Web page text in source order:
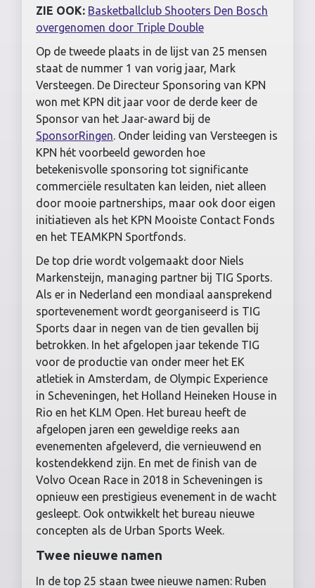
ZIE OOK: Basketballclub Shooters Den Bosch
overgenomen door Triple Double
Op de tweede plaats in de lijst van 25 mensen
staat de nummer 1 van vorig jaar, Mark
Versteegen. De Directeur Sponsoring van KPN
won met KPN dit jaar voor de derde keer de
Sponsor van het Jaar-award bij de
SponsorRingen . Onder leiding van Versteegen is
KPN hét voorbeeld geworden hoe
betekenisvolle sponsoring tot significante
commerciële resultaten kan leiden, niet alleen
door mooie partnerships, maar ook door eigen
initiatieven als het KPN Mooiste Contact Fonds
en het TEAMKPN Sportfonds.
De top drie wordt volgemaakt door Niels
Markensteijn, managing partner bij TIG Sports.
Als er in Nederland een mondiaal aansprekend
sportevenement wordt georganiseerd is TIG
Sports daar in negen van de tien gevallen bij
betrokken. In het afgelopen jaar tekende TIG
voor de productie van onder meer het EK
atletiek in Amsterdam, de Olympic Experience
in Scheveningen, het Holland Heineken House in
Rio en het KLM Open. Het bureau heeft de
afgelopen jaren een geweldige reeks aan
evenementen afgeleverd, die vernieuwend en
kostendekkend zijn. En met de finish van de
Volvo Ocean Race in 2018 in Scheveningen is
opnieuw een prestigieus evenement in de wacht
gesleept. Ook ontwikkelt het bureau nieuwe
concepten als de Urban Sports Week.
Twee nieuwe namen
In de top 25 staan twee nieuwe namen: Ruben